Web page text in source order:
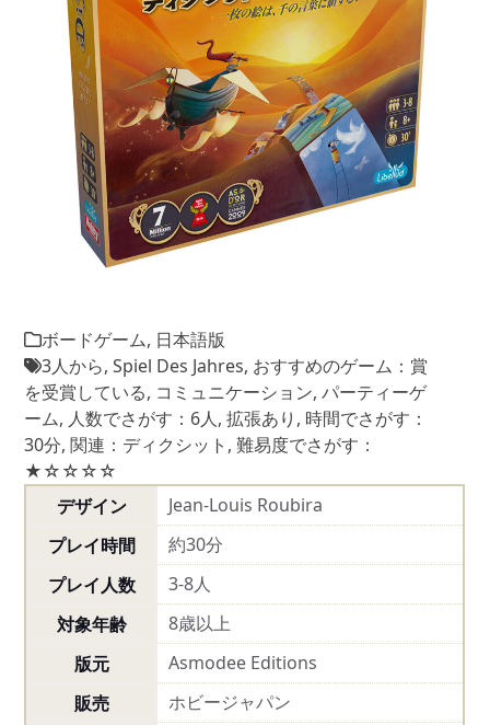
ボードゲーム, 日本語版
3人から,Spiel Des Jahres, おすすめのゲーム：賞
を受賞している, コミュニケーション,パーティーゲ
ーム, 人数でさがす：6人,拡張あり , 時間でさがす：
30分,関連：ディクシット ,難易度でさがす：
★☆☆☆☆
デザイン
Jean-Louis Roubira
プレイ時間
約30分
プレイ人数
3-8人
対象年齢
8歳以上
版元
Asmodee Editions
販売
ホビージャパン